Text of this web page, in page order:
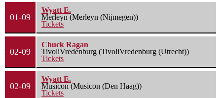
01-09
Wyatt E.
Merleyn (Merleyn (Nijmegen))
Tickets
02-09
Chuck Ragan
TivoliVredenburg (TivoliVredenburg (Utrecht))
Tickets
02-09
Wyatt E.
Musicon (Musicon (Den Haag))
Tickets